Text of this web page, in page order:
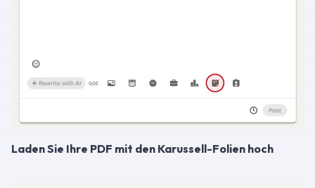
Laden Sie Ihre PDF mit den Karussell-Folien hoch